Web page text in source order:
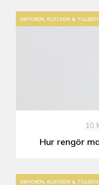
SMYCKEN, KLOCKOR &
10
Hur rengör
SMYCKEN, KLOCKOR &